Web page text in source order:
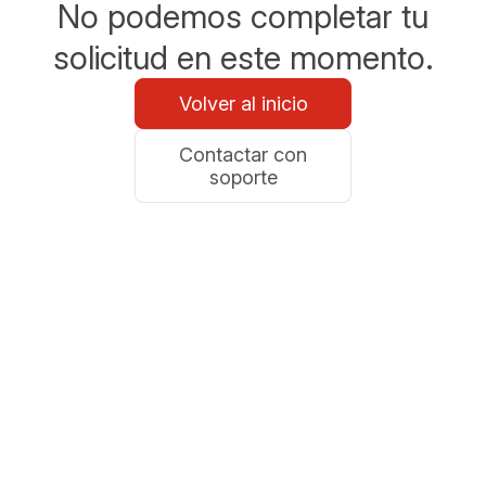
No podemos completar tu
solicitud en este momento.
Volver al inicio
Contactar con
soporte